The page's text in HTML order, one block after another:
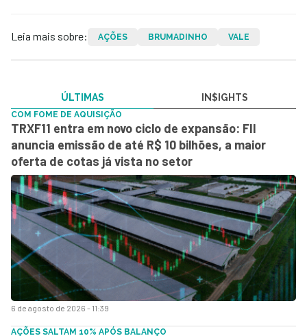
Leia mais sobre: AÇÕES BRUMADINHO VALE
ÚLTIMAS IN$IGHTS
6 de agosto de 2026 - 11:39
COM FOME DE AQUISIÇÃO
TRXF11 entra em novo ciclo de expansão: FII
anuncia emissão de até R$ 10 bilhões, a maior
oferta de cotas já vista no setor
AÇÕES SALTAM 10% APÓS BALANÇO